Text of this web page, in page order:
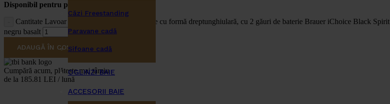
Căzi Freestanding
Paravane cadă
Sifoane cadă
OGLINZI BAIE
ACCESORII BAIE
Disponibil pentru pre-comenzi
Cantitate Lavoar pentru mobilier cu 2 chiuvete cu formă dreptunghiulară, cu 2 găuri de baterie Brauer iChoice Black Spirit
negru basalt
ADAUGĂ ÎN COȘ
Cumpără acum, plătește mai târziu
de la 185.81 LEI / lună